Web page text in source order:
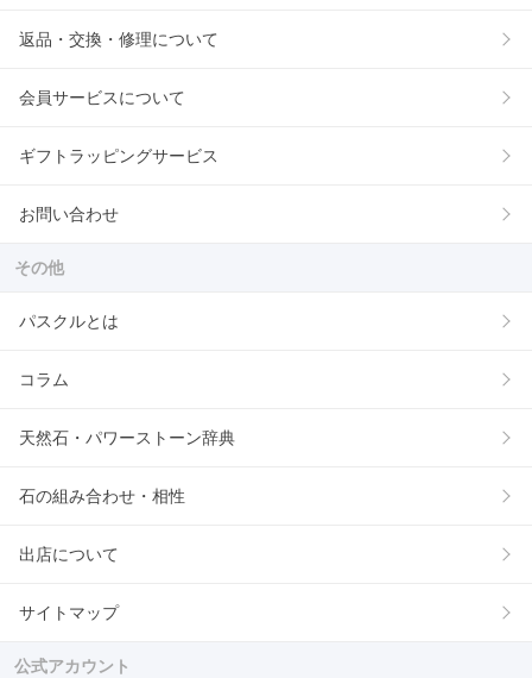
返品・交換・修理について
会員サービスについて
ギフトラッピングサービス
お問い合わせ
その他
パスクルとは
コラム
天然石・パワーストーン辞典
石の組み合わせ・相性
出店について
サイトマップ
公式アカウント